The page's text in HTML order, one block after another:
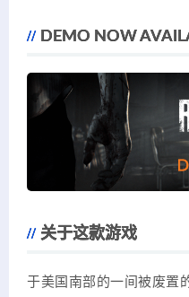
DEMO NOW
关于这款游戏
于美国南部的一间被废置